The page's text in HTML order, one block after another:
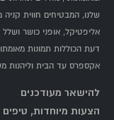
שלנו, המבטיחים חווית
אליפטיקל, אופני כושר ושלל
דעת הכוללות תמונות
אקספרס עד הבית וליהנות
להישאר מעודכנים
הצעות מיוחדות,